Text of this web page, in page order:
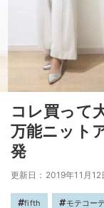
コレ買って
万能ニット
発
更新日：2019年11月12
fifth モテコー